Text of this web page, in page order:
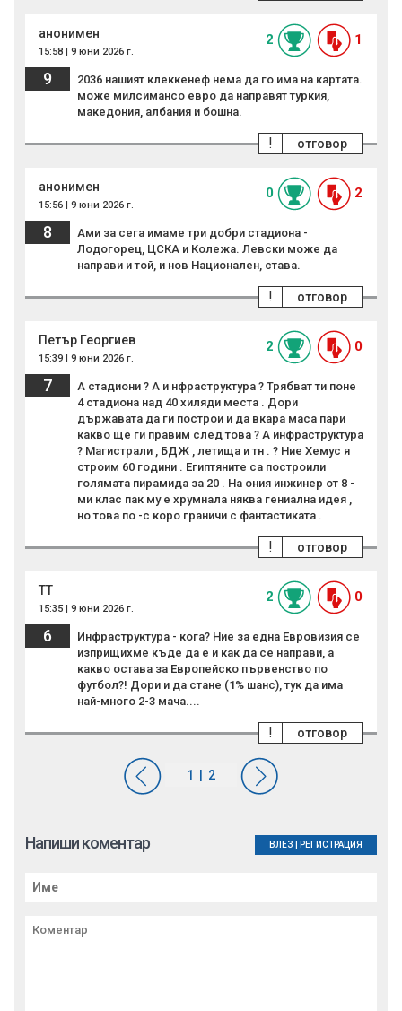
анонимен
15:58 | 9 юни 2026 г.
2 1
9
2036 нашият клеккенеф нема да го има на картата.
може милсимансо евро да направят туркия,
македония, албания и бошна.
отговор
!
анонимен
15:56 | 9 юни 2026 г.
0 2
8
Ами за сега имаме три добри стадиона -
Лодогорец, ЦСКА и Колежа. Левски може да
направи и той, и нов Национален, става.
отговор
!
Петър Георгиев
15:39 | 9 юни 2026 г.
2 0
7
А стадиони ? А и нфраструктура ? Трябват ти поне
4 стадиона над 40 хиляди места . Дори
държавата да ги построи и да вкара маса пари
какво ще ги правим след това ? А инфраструктура
? Магистрали , БДЖ , летища и тн . ? Ние Хемус я
строим 60 години . Египтяните са построили
голямата пирамида за 20 . На ония инжинер от 8 -
ми клас пак му е хрумнала няква гениална идея ,
но това по -с коро граничи с фантастиката .
отговор
!
ТТ
15:35 | 9 юни 2026 г.
2 0
6
Инфраструктура - кога? Ние за една Евровизия се
изприщихме къде да е и как да се направи, а
какво остава за Европейско първенство по
футбол?! Дори и да стане (1% шанс), тук да има
най-много 2-3 мача....
отговор
!
Напиши коментар ВЛЕЗ РЕГИСТРАЦИЯ